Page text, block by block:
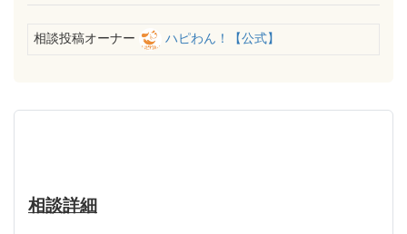
相談投稿オーナー ハピわん！【公式】
相談詳細